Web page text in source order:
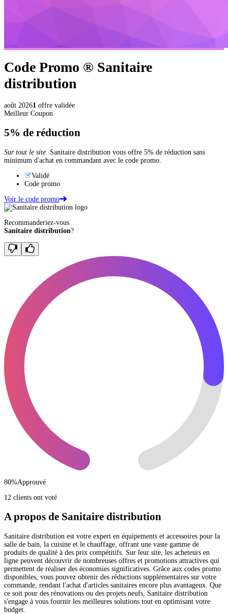
Code Promo ® Sanitaire
distribution
août 20261 offre validée
Meilleur Coupon
5% de réduction
Sur tout le site. Sanitaire distribution vous offre 5% de réduction sans
minimum d'achat en commandant avec le code promo.
Validé
Code promo
Voir le code promo
Recommanderiez-vous
Sanitaire distribution?
80%Approuvé
12 clients ont voté
A propos de Sanitaire distribution
Sanitaire distribution est votre expert en équipements et accessoires pour la
salle de bain, la cuisine et le chauffage, offrant une vaste gamme de
produits de qualité à des prix compétitifs. Sur leur site, les acheteurs en
ligne peuvent découvrir de nombreuses offres et promotions attractives qui
permettent de réaliser des économies significatives. Grâce aux codes promo
disponibles, vous pouvez obtenir des réductions supplémentaires sur votre
commande, rendant l'achat d'articles sanitaires encore plus avantageux. Que
ce soit pour des rénovations ou des projets neufs, Sanitaire distribution
s'engage à vous fournir les meilleures solutions tout en optimisant votre
budget.